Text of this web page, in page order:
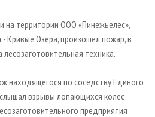
ПЛИТ
на территории ООО «Пинежьелес»,
Кривые Озера, произошел пожар, в
техника.
находящегося по соседству Единого
взрывы лопающихся колес
предприятия